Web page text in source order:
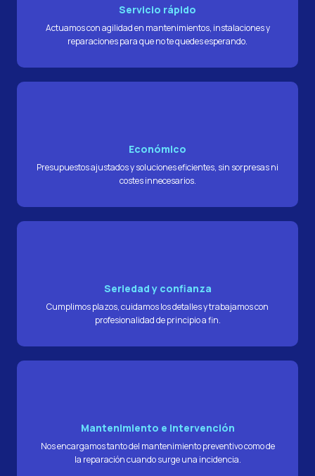
Servicio rápido
Actuamos con agilidad en mantenimientos, instalaciones y
reparaciones para que no te quedes esperando.​
Económico
Presupuestos ajustados y soluciones eficientes, sin sorpresas ni
costes innecesarios.
Seriedad y confianza
Cumplimos plazos, cuidamos los detalles y trabajamos con
profesionalidad de principio a fin.
Mantenimiento e intervención
Nos encargamos tanto del mantenimiento preventivo como de
la reparación cuando surge una incidencia.